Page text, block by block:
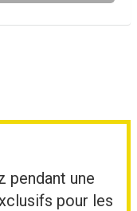
pendant une
pour les